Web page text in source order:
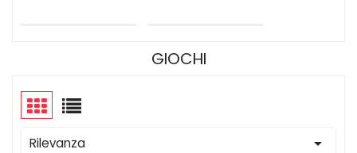
GIOCHI
Rilevanza 